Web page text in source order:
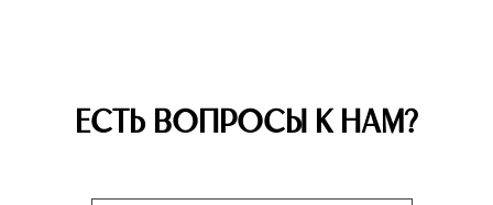
ЕСТЬ ВОПРОСЫ К НАМ?